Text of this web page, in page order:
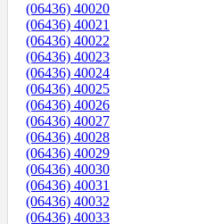
(06436) 40020
(06436) 40021
(06436) 40022
(06436) 40023
(06436) 40024
(06436) 40025
(06436) 40026
(06436) 40027
(06436) 40028
(06436) 40029
(06436) 40030
(06436) 40031
(06436) 40032
(06436) 40033